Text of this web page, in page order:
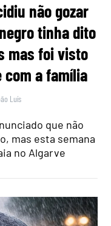
não gozar
tinha dito
mas foi visto
com a família
Luís
que não
mas esta semana
no Algarve